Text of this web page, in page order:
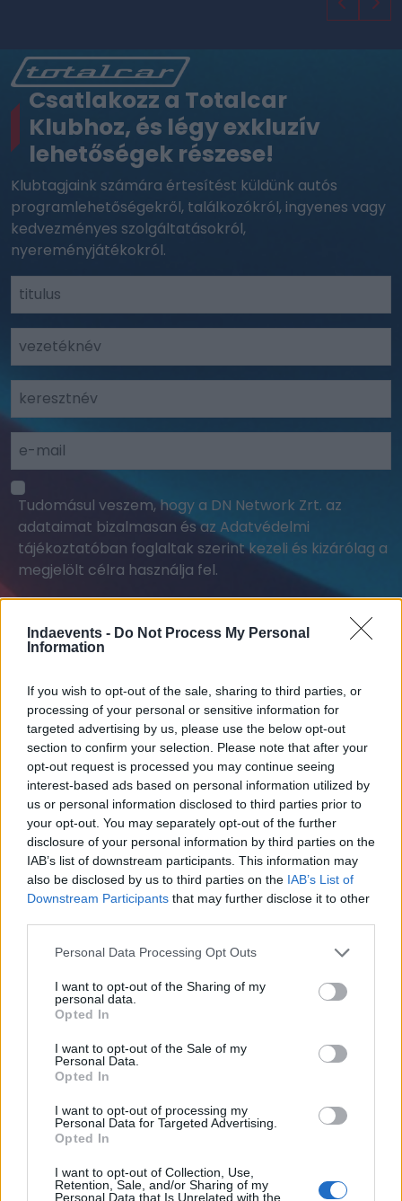
Indaevents - Do Not Process My Personal
Information
If you wish to opt-out of the sale, sharing to third parties, or
processing of your personal or sensitive information for
targeted advertising by us, please use the below opt-out
section to confirm your selection. Please note that after your
opt-out request is processed you may continue seeing
interest-based ads based on personal information utilized by
us or personal information disclosed to third parties prior to
your opt-out. You may separately opt-out of the further
disclosure of your personal information by third parties on the
IAB’s list of downstream participants. This information may
also be disclosed by us to third parties on the IAB’s List of
Downstream Participants that may further disclose it to other
Please note that this website/app uses one or more Google
not limited to your visit or usage behaviour. You may click to
grant or deny consent to Google and its third-party tags to
use your data for below specified purposes in below Google
consent section.
Personal Data Processing Opt Outs
I want to opt-out of the Sharing of my
personal data.
Opted In
I want to opt-out of the Sale of my
Personal Data.
Opted In
I want to opt-out of processing my
Personal Data for Targeted Advertising.
Opted In
I want to opt-out of Collection, Use,
Retention, Sale, and/or Sharing of my
Personal Data that Is Unrelated with the
Csatlakozz a Totalcar
Klubhoz, és légy exkluzív
lehetőségek részese!
Klubtagjaink számára értesítést küldünk autós
programlehetőségekről, találkozókról, ingyenes vagy
kedvezményes szolgáltatásokról,
nyereményjátékokról.
Tudomásul veszem, hogy a DN Network Zrt. az
adataimat bizalmasan és az Adatvédelmi
tájékoztatóban foglaltak szerint kezeli és kizárólag a
megjelölt célra használja fel.
FELIRATKOZÁS
Nyereményjáték
Nyerj egy dedikált LEGO®
McLaren P1™-et!
Gyere ki az eseményre, iratkozz fel a Totalcar Klubba
és nyerj egy MAD MIKE által dedikált LEGO® Technic
McLaren P1™ (42172) szettet!
A különleges, dedikált LEGO autót a rendezvény után
sorsoljuk ki a Totalcar Klub feliratkozói között.
🗓️ Sorsolás időpontja:2025. szeptember 26.
A nyereményjáték szabályzatot megtalálod itt:
SZABÁLYZAT